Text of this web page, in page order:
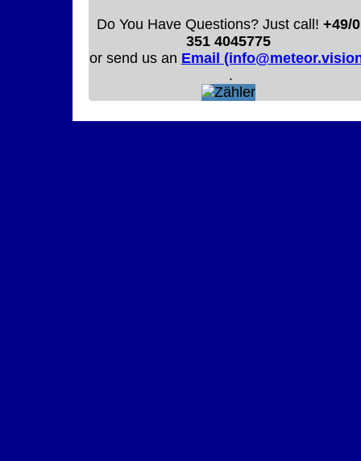
Do You Have Questions? Just call!+49/0
351 4045775
or send us an Email
.